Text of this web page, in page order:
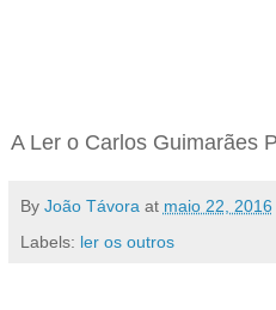
A Ler o Carlos Guimarães
By João Távora at maio 22, 2016
Labels: ler os outros